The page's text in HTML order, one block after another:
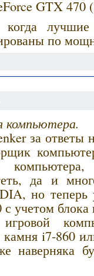
GTX 470
лучшие
по
компьютера.
за ответы
да и
но теперь
учетом
i7-860